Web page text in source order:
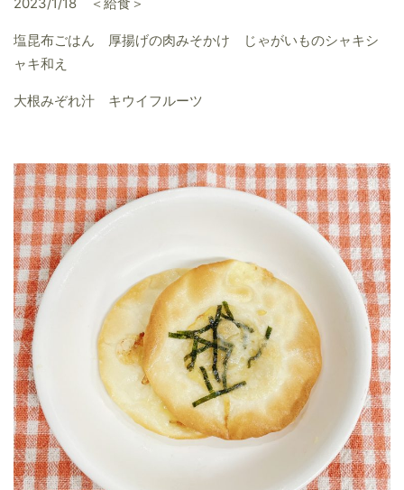
2023/1/18 ＜給食＞
塩昆布ごはん 厚揚げの肉みそかけ じゃがいものシャキシ
ャキ和え
大根みぞれ汁 キウイフルーツ